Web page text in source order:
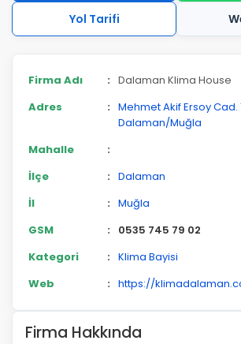
Yol Tarifi
Firma Adı : Dalaman Klima House
Adres
: Mehmet Akif Ersoy Cad.
Dalaman/Muğla
Mahalle
:
İlçe
: Dalaman
İl
: Muğla
GSM
:
0535 745 79 02
Kategori
: Klima Bayisi
Web
: https://
Firma Hakkında